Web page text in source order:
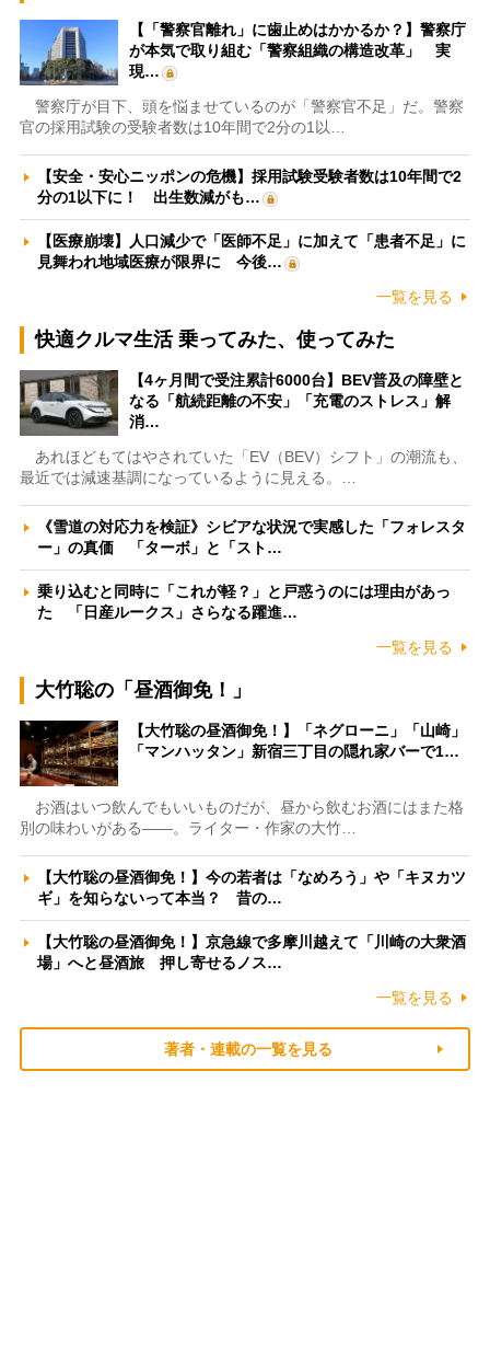
【「警察官離れ」に歯止めはかかるか？】警察庁
が本気で取り組む「警察組織の構造改革」 実
現…
警察庁が目下、頭を悩ませているのが「警察官不足」だ。警察
官の採用試験の受験者数は10年間で2分の1以…
【安全・安心ニッポンの危機】採用試験受験者数は10年間で2
分の1以下に！ 出生数減がも…
【医療崩壊】人口減少で「医師不足」に加えて「患者不足」に
見舞われ地域医療が限界に 今後…
一覧を見る
快適クルマ生活 乗ってみた、使ってみた
【4ヶ月間で受注累計6000台】BEV普及の障壁と
なる「航続距離の不安」「充電のストレス」解
消…
あれほどもてはやされていた「EV（BEV）シフト」の潮流も、
最近では減速基調になっているように見える。…
《雪道の対応力を検証》シビアな状況で実感した「フォレスタ
ー」の真価 「ターボ」と「スト…
乗り込むと同時に「これが軽？」と戸惑うのには理由があっ
た 「日産ルークス」さらなる躍進…
一覧を見る
大竹聡の「昼酒御免！」
【大竹聡の昼酒御免！】「ネグローニ」「山崎」
「マンハッタン」新宿三丁目の隠れ家バーで1…
お酒はいつ飲んでもいいものだが、昼から飲むお酒にはまた格
別の味わいがある――。ライター・作家の大竹…
【大竹聡の昼酒御免！】今の若者は「なめろう」や「キヌカツ
ギ」を知らないって本当？ 昔の…
【大竹聡の昼酒御免！】京急線で多摩川越えて「川崎の大衆酒
場」へと昼酒旅 押し寄せるノス…
一覧を見る
著者・連載の一覧を見る